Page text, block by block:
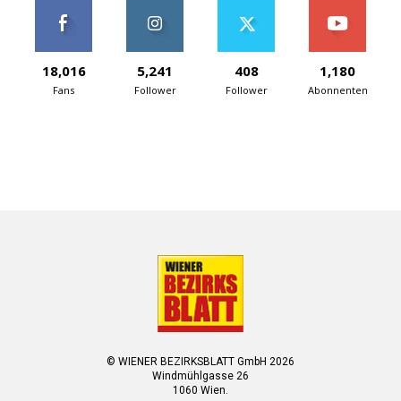
18,016
Fans
5,241
Follower
408
Follower
1,180
Abonnenten
© WIENER BEZIRKSBLATT GmbH 2026
Windmühlgasse 26
1060 Wien.